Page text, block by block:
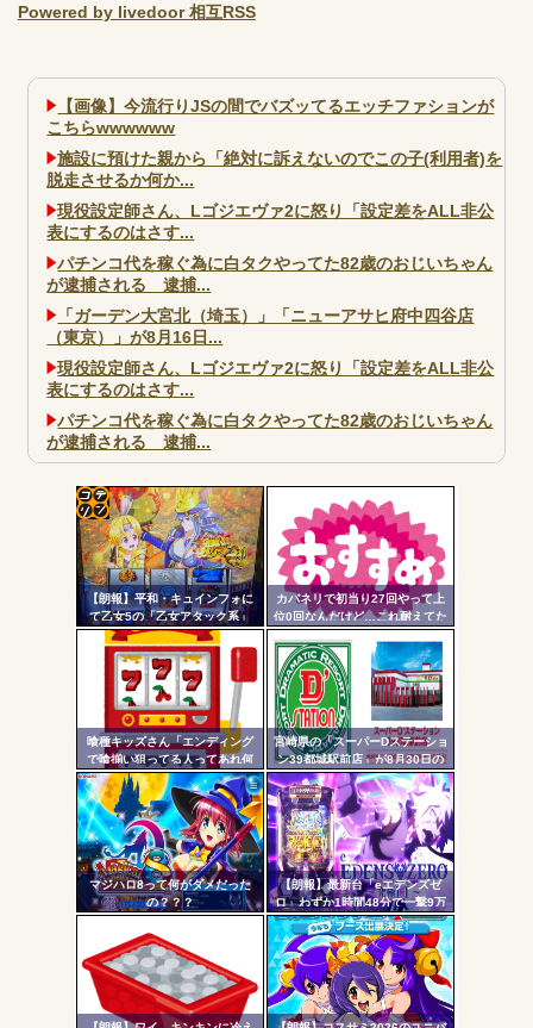
Powered by livedoor 相互RSS
【画像】今流行りJSの間でバズッてるエッチファションが
こちらwwwwww
施設に預けた親から「絶対に訴えないのでこの子(利用者)を
脱走させるか何か...
現役設定師さん、Lゴジエヴァ2に怒り「設定差をALL非公
表にするのはさす...
パチンコ代を稼ぐ為に白タクやってた82歳のおじいちゃん
が逮捕される 逮捕...
「ガーデン大宮北（埼玉）」「ニューアサヒ府中四谷店
（東京）」が8月16日...
現役設定師さん、Lゴジエヴァ2に怒り「設定差をALL非公
表にするのはさす...
パチンコ代を稼ぐ為に白タクやってた82歳のおじいちゃん
が逮捕される 逮捕...
パチンコで人気のないキャラを青色担当にするのやめろや
ワイ、パチンコ屋店員の目の前で会員カードを握り潰し
「今までありがとう」と...
無職のパチンコカス(22)なんやが、ワイの人生どれくらい
ヤバいか教えて？...
AngelBeats!とかいうクソアニメの思い出ｗｗｗ
Powered by livedoor 相互RSS
【朗報】平和・キュインフォに
て乙女5の「乙女アタック系」
「繚乱の刻系」の連続演出信頼
度が公開される！みんなの体感
と比べてどうよ？
カバネリで初当り27回やって上
位0回なんだけど…これ耐えてた
らそのうち500枚勝ちとか出来る
の！？
喰種キッズさん「エンディング
で喰揃い狙ってる人ってあれ何
の意味があるの？」
宮崎県の「スーパーDステーショ
ン39都城駅前店」が8月30日の
営業をもって閉店へ
マジハロ8って何がダメだった
の？？？
【朗報】最新台「eエデンズゼ
ロ」わずか1時間48分で一撃9万
5000発コンプリートを達成して
しまうｗ 究極LT期待出玉2万発
超えの現行最強スペックは伊達
じゃないな…
コテ
リン
- 固
定リ
ンク
自動
更新
ツー
ル